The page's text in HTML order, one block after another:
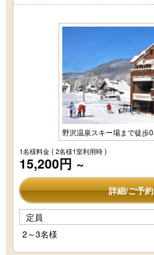
野沢温泉スキー場まで徒歩
1名様料金( 2名様1室利用時 )
15,200円 ～
詳細/ご予約
定員
2～3名様